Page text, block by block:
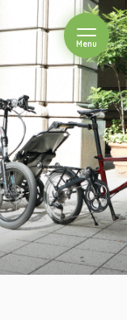
Menuを開閉